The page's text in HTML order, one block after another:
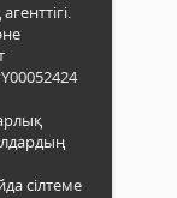
сілтеме